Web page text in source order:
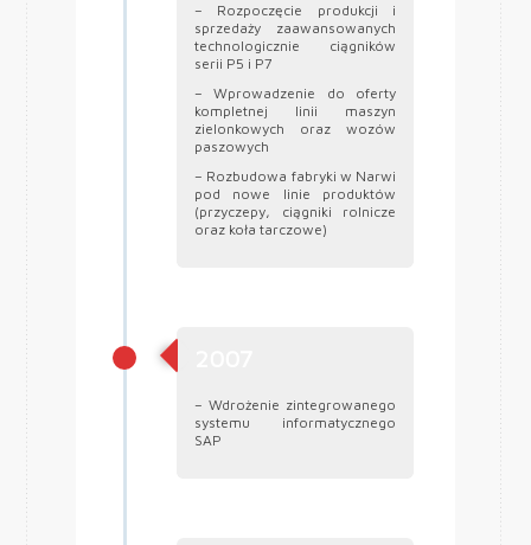
– Rozpoczęcie produkcji i
sprzedaży zaawansowanych
technologicznie ciągników
serii P5 i P7
– Wprowadzenie do oferty
kompletnej linii maszyn
zielonkowych oraz wozów
paszowych
– Rozbudowa fabryki w Narwi
pod nowe linie produktów
(przyczepy, ciągniki rolnicze
oraz koła tarczowe)
– Wdrożenie zintegrowanego
systemu informatycznego
SAP